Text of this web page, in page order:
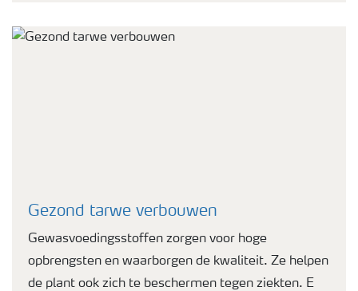
Gezond tarwe verbouwen
Gewasvoedingsstoffen zorgen voor hoge
opbrengsten en waarborgen de kwaliteit. Ze helpen
de plant ook zich te beschermen tegen ziekten. E